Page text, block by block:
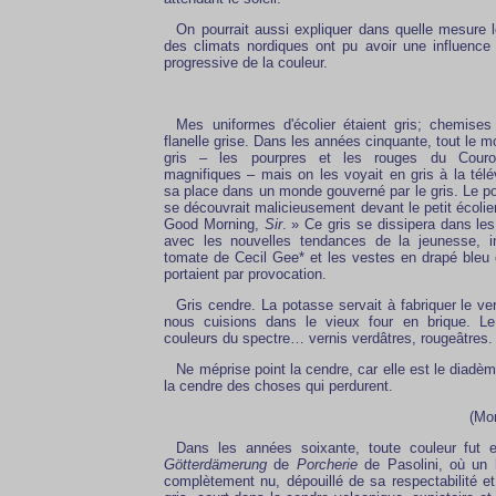
On pourrait aussi expliquer dans quelle mesure
des climats nordiques ont pu avoir une
progressive de la couleur.
Mes uniformes d'écolier étaient gris;
flanelle grise. Dans les années cinquante, tout le
gris – les pourpres et les rouges du
magnifiques – mais on les voyait en gris à la
sa place dans un monde gouverné par le gris. Le
se découvrait malicieusement devant le petit
Good Morning, Sir. » Ce gris se dissipera dans
avec les nouvelles tendances de la jeunesse,
tomate de Cecil Gee* et les vestes en drapé bleu
portaient par provocation.
Gris cendre. La potasse servait à fabriquer le
nous cuisions dans le vieux four en brique.
couleurs du spectre… vernis verdâtres, rougeâtres.
Ne méprise point la cendre, car elle est le
la cendre des choses qui perdurent.
Dans les années soixante, toute couleur fut
Götterdämerung de Porcheriede Pasolini, où un
complètement nu, dépouillé de sa respectabilité